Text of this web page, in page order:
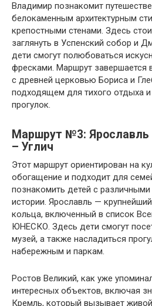
Владимир познакомит
белокаменным архитектурным
крепостными стенами. Здесь
заглянуть в Успенский собор и
дети смогут полюбоваться
фресками. Маршрут завершается
с древней церковью Бориса и
подходящем для тихого отдыха
прогулок.
Маршрут №3: Ярославль
– Углич
Этот маршрут ориентирован на
обогащение и подходит для
познакомить детей с
истории. Ярославль —
кольца, включенный в список
ЮНЕСКО. Здесь дети смогут
музей, а также насладиться
набережным и паркам.
Ростов Великий, как уже
интересных объектов, включая
Кремль, который вызывает живой